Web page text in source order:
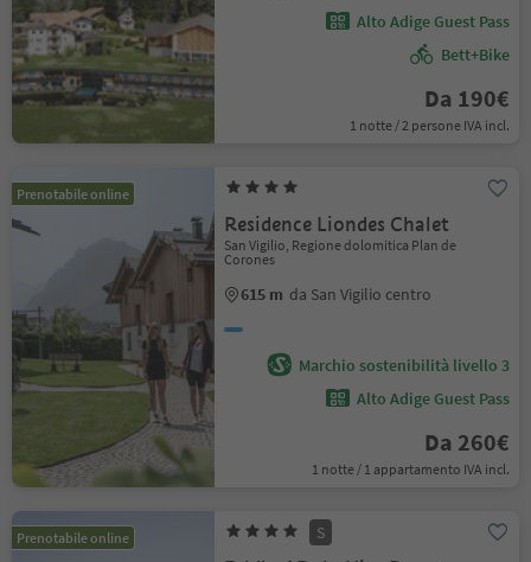
Alto Adige Guest Pass
Bett+Bike
Da 190€
1 notte / 2 persone IVA incl.
Prenotabile online
Residence Liondes Chalet
San Vigilio, Regione dolomitica Plan de
Corones
615 m da San Vigilio centro
Marchio sostenibilità livello 3
Alto Adige Guest Pass
Da 260€
1 notte / 1 appartamento IVA incl.
Prenotabile online S